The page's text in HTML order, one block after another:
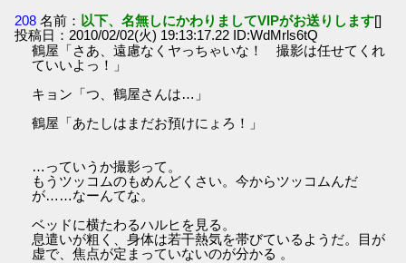
208 名前： 以下、名無しにかわりましてVIPがお送りします[]
投稿日：2010/02/02(火) 19:13:17.22 ID:WdMrls6tQ
鶴屋「さあ、遠慮なくヤっちゃいな！ 撮影は任せてくれ
ていいよっ！」
キョン「つ、鶴屋さんは…」
鶴屋「あたしはまだお預けにょろ！」
…っていうか撮影って。
もうツッコムのもめんどくさい。今からツッコムんだ
が……なーんてな。
ベッドに横たわるハルヒを見る。
息遣いが粗く、身体は若干熱気を帯びているようだ。目が
虚で、焦点が定まっていないのが分かる 。